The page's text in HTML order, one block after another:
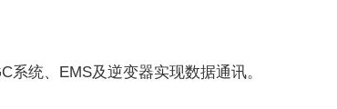
系统、EMS及逆变器实现数据通讯。